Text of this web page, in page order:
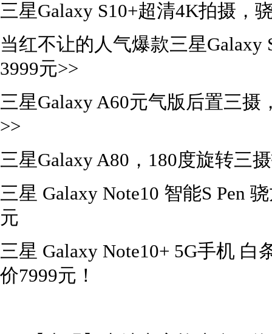
三星Galaxy S10+超清4K拍摄，
当红不让的人气爆款三星Galaxy
3999元>>
三星Galaxy A60元气版后置三摄
>>
三星Galaxy A80，180度旋转三
三星 Galaxy Note10 智能S Pen
元
三星 Galaxy Note10+ 5G手机
价7999元！